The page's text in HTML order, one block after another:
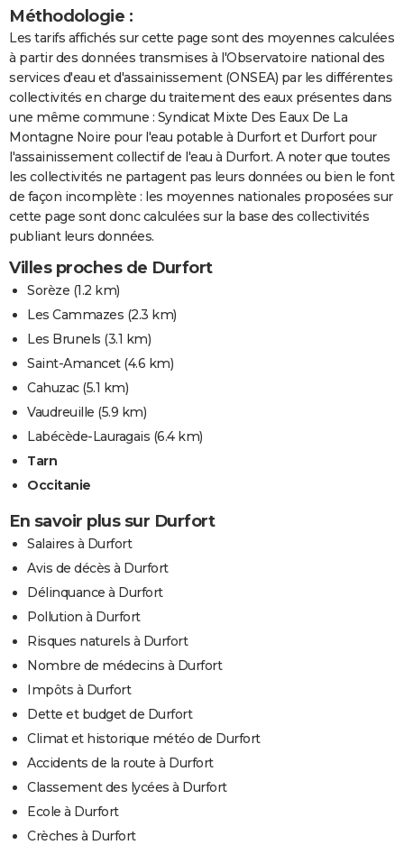
Méthodologie :
Les tarifs affichés sur cette page sont des moyennes calculées
à partir des données transmises à l'Observatoire national des
services d'eau et d'assainissement (ONSEA) par les différentes
collectivités en charge du traitement des eaux présentes dans
une même commune : Syndicat Mixte Des Eaux De La
Montagne Noire pour l'eau potable à Durfort et Durfort pour
l'assainissement collectif de l'eau à Durfort. A noter que toutes
les collectivités ne partagent pas leurs données ou bien le font
de façon incomplète : les moyennes nationales proposées sur
cette page sont donc calculées sur la base des collectivités
publiant leurs données.
Villes proches de Durfort
Sorèze (1.2 km)
Les Cammazes (2.3 km)
Les Brunels (3.1 km)
Saint-Amancet(4.6 km)
Cahuzac(5.1 km)
Vaudreuille (5.9 km)
Labécède-Lauragais (6.4 km)
Tarn
Occitanie
En savoir plus sur Durfort
Salaires à Durfort
Avis de décès à Durfort
Délinquance à Durfort
Pollution à Durfort
Risques naturels à Durfort
Nombre de médecins à Durfort
Impôts à Durfort
Dette et budget de Durfort
Climat et historique météo de Durfort
Accidents de la route à Durfort
Classement des lycées à Durfort
Ecole à Durfort
Crèches à Durfort